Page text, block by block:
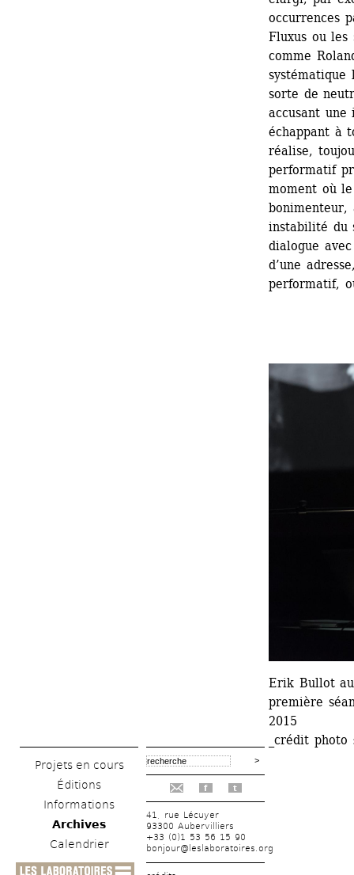
Projets en cours
Éditions
Informations
Archives
Calendrier
f t
41, rue Lécuyer
93300 Aubervilliers
+33 (0)1 53 56 15 90
bonjour@leslaboratoires.org
occurrences
Fluxus ou les
comme
systématique
sorte de
accusant
échappant à
réalise,
performatif
moment où
bonimenteur,
instabilité du
dialogue
d’une
performatif,
Erik Bullot
première
2015
_crédit